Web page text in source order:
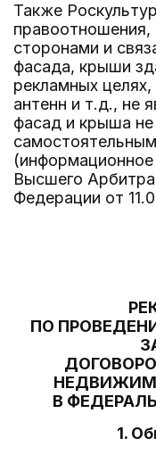
Также
сторонами и
фасада, крыши
рекламных
антенн и т.д., не
фасад и крыша не
Высшего
Федерации от
ПО
В
1.